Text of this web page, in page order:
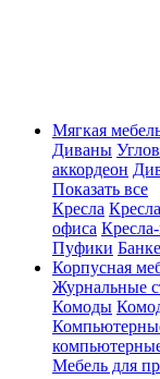
Мягкая
Диваны
аккордеон
Показать все
Кресла
офиса
Пуфики
Корпусная
Журнальные
Комоды
Мебель для